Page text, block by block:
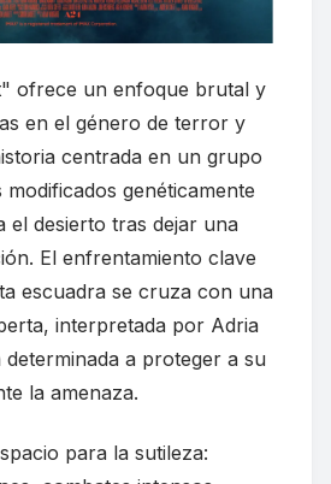
ofrece un enfoque brutal y
en el género de terror y
centrada en un grupo
genéticamente
el desierto tras dejar una
El enfrentamiento clave
escuadra se cruza con una
interpretada por Adria
a proteger a su
la amenaza.
para la sutileza: